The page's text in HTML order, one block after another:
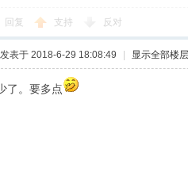
回复 支持 反对
发表于 2018-6-29 18:08:49 显示全部楼层
了。要多点